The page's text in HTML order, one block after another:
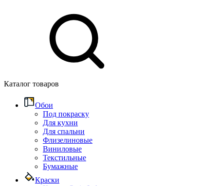
Каталог товаров
Обои
Под покраску
Для кухни
Для спальни
Флизелиновые
Виниловые
Текстильные
Бумажные
Краски